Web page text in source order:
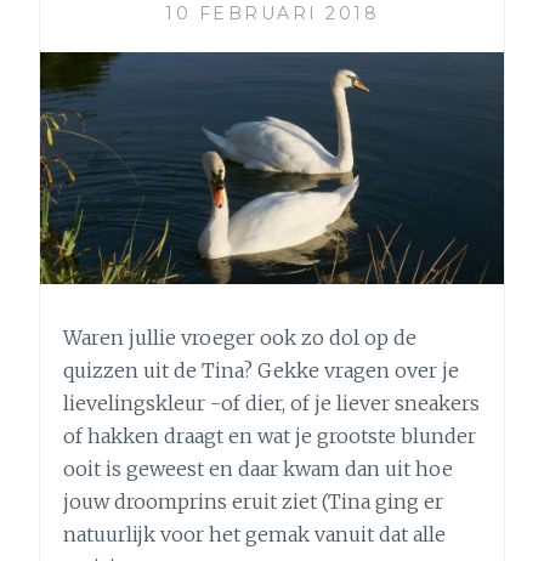
10 FEBRUARI 2018
Waren jullie vroeger ook zo dol op de
quizzen uit de Tina? Gekke vragen over je
lievelingskleur -of dier, of je liever sneakers
of hakken draagt en wat je grootste blunder
ooit is geweest en daar kwam dan uit hoe
jouw droomprins eruit ziet (Tina ging er
natuurlijk voor het gemak vanuit dat alle